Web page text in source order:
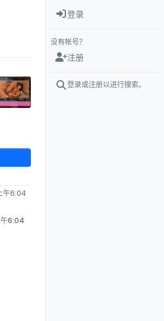
午6:04
6:04
登录
没有帐号？
注册
登录或注册以进行搜索。